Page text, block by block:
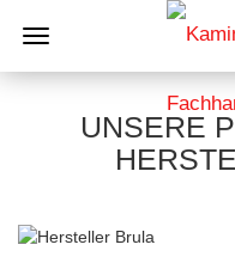
UNSERE